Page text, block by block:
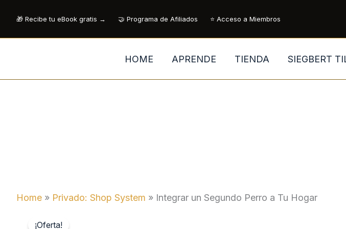
contenido
🎁 Recibe tu eBook gratis → 🤝 Programa de Afiliados ⭐ Acceso a Miembros
HOME APRENDE TIENDA SIEGBERT
Home » Privado: Shop System » Integrar un Segundo Perro a Tu Hogar
¡Oferta!